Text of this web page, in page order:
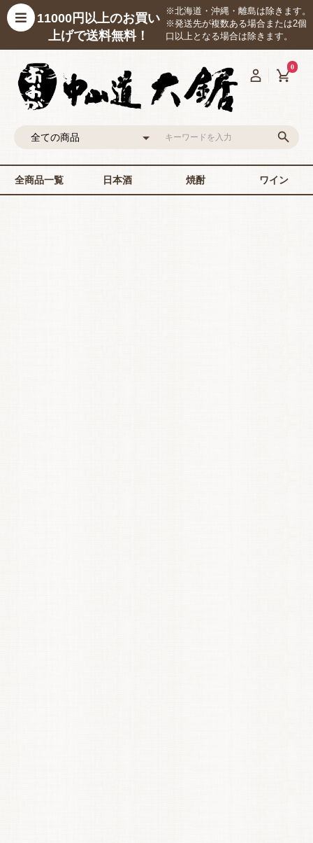
11000円以上のお買い
上げで送料無料！
※北海道・沖縄・離島は除きます。
※発送先が複数ある場合または2個
口以上となる場合は除きます。
0
全商品一覧 日本酒 焼酎 ワイン